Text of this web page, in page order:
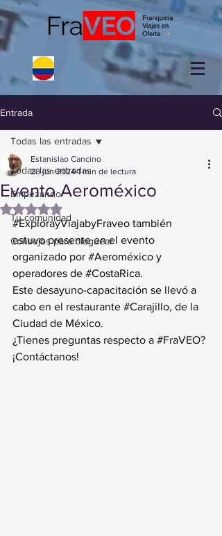
Entrada
Todas las entradas
Empezando
Tu comunidad
Consejos para bloguear
Todas las entradas
Evento Aeroméxico
Estanislao Cancino
28 jun 2024 1 min de lectura
Obtuvo NaN de 5 estrellas.
#ExplorayViajabyFraveo también
estuvo presente en el evento
organizado por #Aeroméxico y
operadores de #CostaRica.
Este desayuno-capacitación se llevó a
cabo en el restaurante #Carajillo, de la
Ciudad de México.
¿Tienes preguntas respecto a #FraVEO?
¡Contáctanos!